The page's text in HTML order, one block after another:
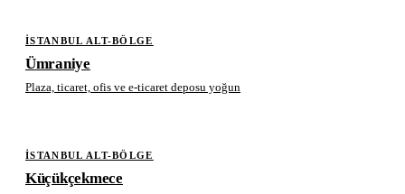
İSTANBUL ALT-BÖLGE
Ümraniye
Plaza, ticaret, ofis ve e-ticaret deposu yoğun
İSTANBUL ALT-BÖLGE
Küçükçekmece